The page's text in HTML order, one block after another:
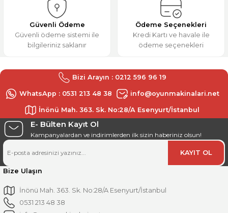
Güvenli Ödeme
Güvenli ödeme sistemi ile
bilgileriniz saklanır
Ödeme Seçenekleri
Kredi Kartı ve havale ile
ödeme seçenekleri
Bizi Arayın : 0212 596 96 19
WhatsApp : 0531 213 48 38 info@oyunmakinalari.net
İnönü Mah. 363. Sk. No:28/A Esenyurt/İstanbul
E- Bülten Kayıt Ol
Kampanyalardan ve indirimlerden ilk sizin haberiniz olsun!
KAYIT OL
Bize Ulaşın
İnönü Mah. 363. Sk. No:28/A Esenyurt/İstanbul
0531 213 48 38